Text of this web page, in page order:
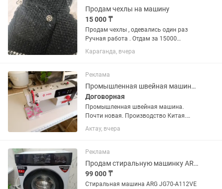
накидка...
Продам чехлы на машину
15 000 ₸
Продам чехлы , одевались один раз
Ручная работа . Отдам за 15000
Комплект полный Мягкие, удобные,
можно стирать в машинке
Караганда, вчера
Реклама
Промышленная швейная машинка
Договорная
Промышленная швейная машина.
Почти новая. Производство Китая.
Имеет несколько функций. Сенсорный
дисплей. Плавный переход.
Актау, вчера
Реклама
Продам стиральную машинку ARG
99 000 ₸
Стиральная машина ARG JG70-A112VE